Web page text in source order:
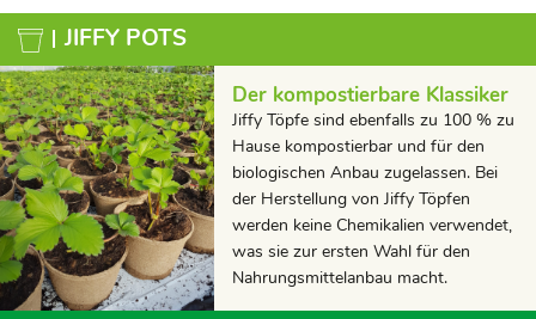
JIFFY POTS
Der kompostierbare Klassiker
Jiffy Töpfe sind ebenfalls zu 100 % zu
Hause kompostierbar und für den
biologischen Anbau zugelassen. Bei
der Herstellung von Jiffy Töpfen
werden keine Chemikalien verwendet,
was sie zur ersten Wahl für den
Nahrungsmittelanbau macht.